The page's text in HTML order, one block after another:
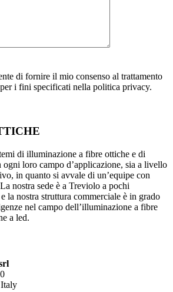
di fornire il mio consenso al trattamento
i fini specificati nella politica privacy.
di illuminazione a fibre ottiche e di
loro campo d’applicazione, sia a livello
in quanto si avvale di un’equipe con
nostra sede è a Treviolo a pochi
la nostra struttura commerciale è in grado
nel campo dell’illuminazione a fibre
a led.